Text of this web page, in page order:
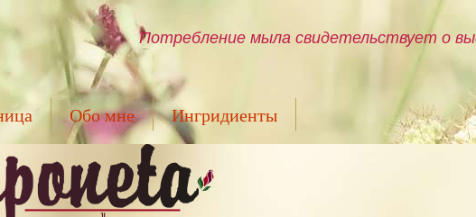
Потребление мыла свидетельствует о
Обо мне Ингридиенты